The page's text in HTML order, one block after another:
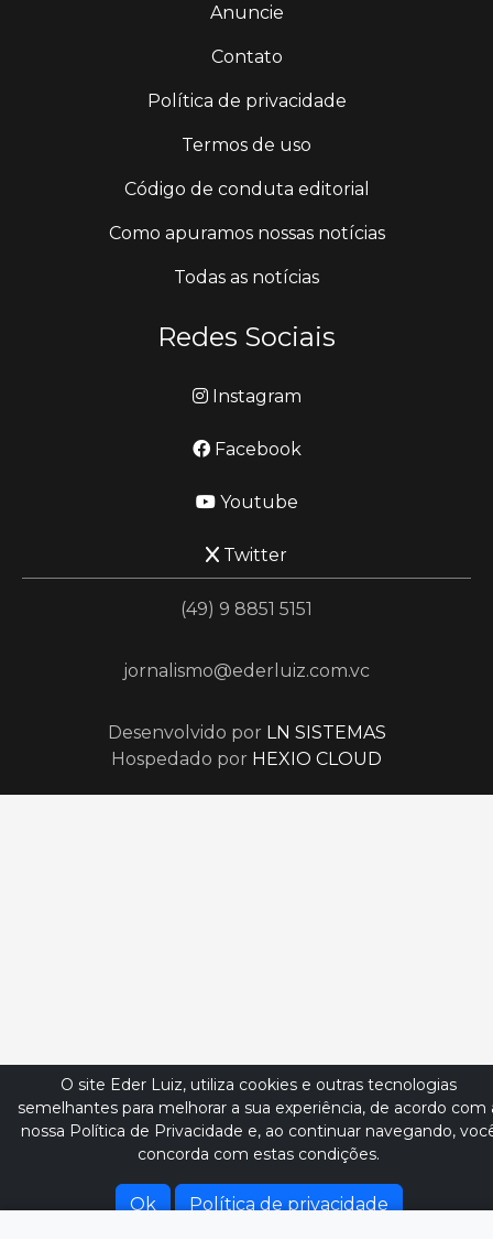
Anuncie
Contato
Política de privacidade
Termos de uso
Código de conduta editorial
Como apuramos nossas notícias
Todas as notícias
Redes Sociais
Instagram
Facebook
Youtube
Twitter
(49) 9 8851 5151
jornalismo@ederluiz.com.vc
Desenvolvido por LN SISTEMAS
Hospedado por HEXIO CLOUD
O site Eder Luiz, utiliza cookies e outras tecnologias
semelhantes para melhorar a sua experiência, de acordo com
nossa Política de Privacidade e, ao continuar navegando,
concorda com estas condições.
Ok Política de privacidade